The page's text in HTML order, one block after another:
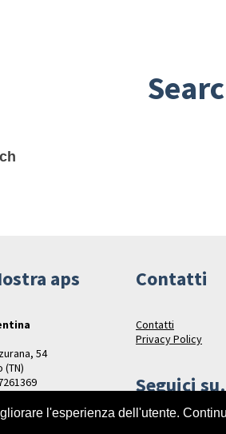
aps
54
(TN)
Contatti
Contatti
Privacy Policy
Seguici
l'esperienza dell'utente.